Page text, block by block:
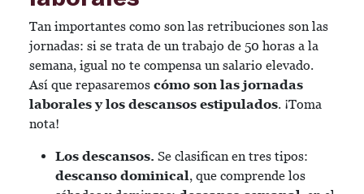
Tan importantes como son las retribuciones son las
jornadas: si se trata de un trabajo de 50 horas a la
semana, igual no te compensa un salario elevado.
Así que repasaremos cómo son las jornadas
laborales y los descansos estipulados. ¡Toma
nota!
Los descansos. Se clasifican en tres tipos:
descanso dominical, que comprende los